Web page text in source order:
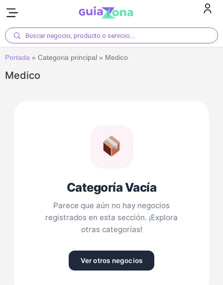
Buscar negocio, producto o servicio...
Portada » Categoria principal » Medico
Medico
Categoría Vacía
Parece que aún no hay negocios
registrados en esta sección. ¡Explora
otras categorías!
Ver otros negocios